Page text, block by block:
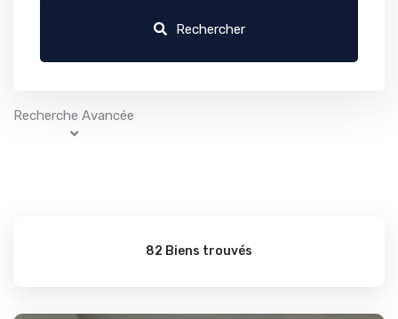
Rechercher
Recherche Avancée
82 Biens trouvés